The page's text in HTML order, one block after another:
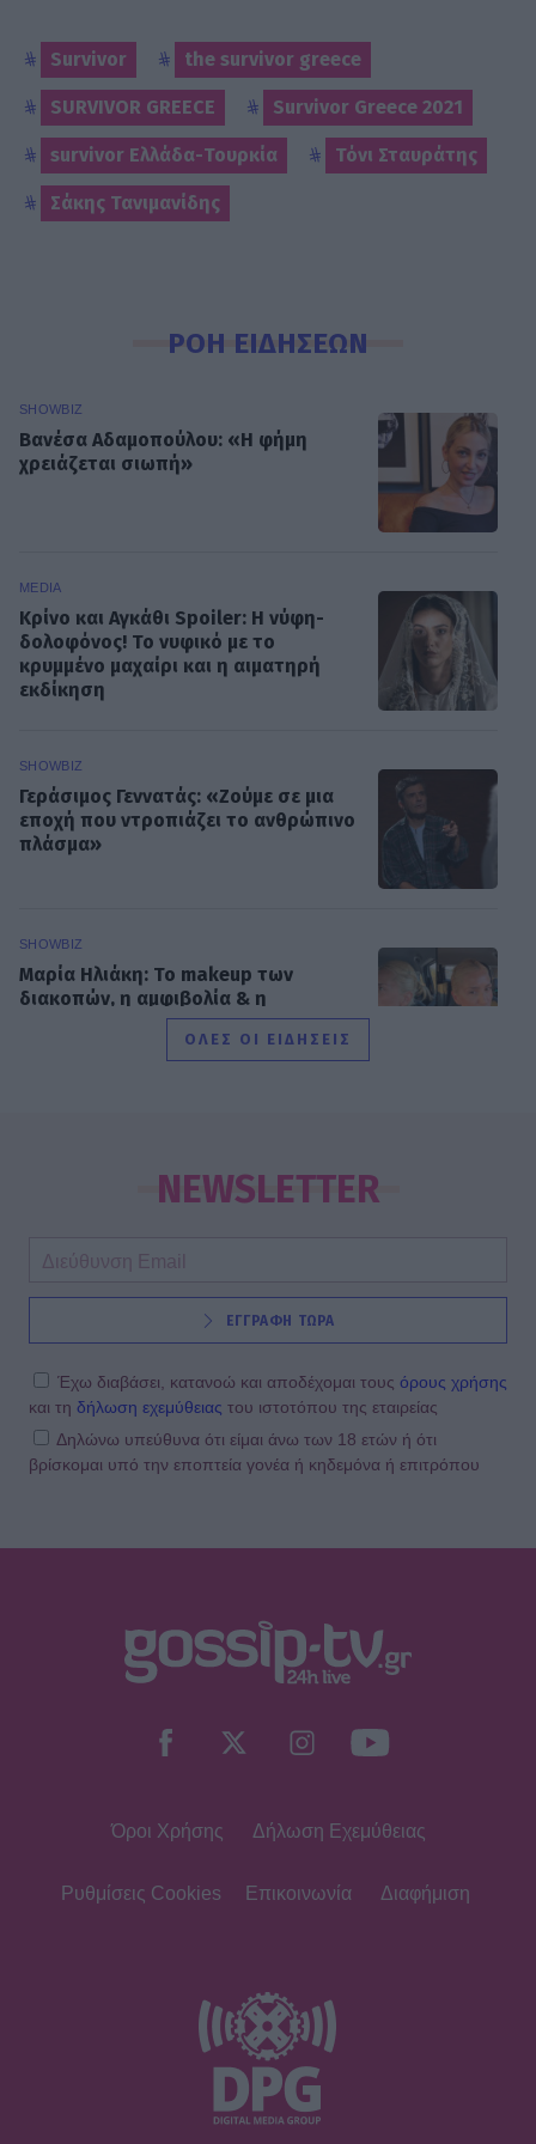
Survivor the survivor greece
SURVIVOR GREECE Survivor Greece 2021
survivor Ελλάδα-Τουρκία Τόνι Σταυράτης
Σάκης Τανιμανίδης
ΡΟΗ ΕΙΔΗΣΕΩΝ
SHOWBIZ
Βανέσα Αδαμοπούλου: «Η φήμη
χρειάζεται σιωπή»
MEDIA
Κρίνο και Αγκάθι Spoiler: Η νύφη-
δολοφόνος! Το νυφικό με το
κρυμμένο μαχαίρι και η αιματηρή
εκδίκηση
SHOWBIZ
Γεράσιμος Γεννατάς: «Ζούμε σε μια
εποχή που ντροπιάζει το ανθρώπινο
πλάσμα»
SHOWBIZ
Μαρία Ηλιάκη: Το makeup των
διακοπών, η αμφιβολία & η
αντίδραση στην απάντηση του
Στέλιου Μανουσάκη
ηλιοβασίλεμα» - Η Καινούργιου με
σικ λευκό φόρεμα αγκαλιά με την
SHOWBIZ
Κωνσταντίνα Μπεκιάρη: Το
της και το road trip που θα
θυμούνται
SHOWBIZ
«Ένα διαφορετικό καλοκαίρι»,
απίθανη φωτογραφία του γιου του
βερμούδα – Η βόλτα στο κέντρο της
Φαίη Σκορδά: Στη Νάξο και δεν πάει
ο νους σου ποιο παραδοσιακό
φαγητό την ενθουσίασε!
ΟΛΕΣ ΟΙ ΕΙΔΗΣΕΙΣ
NEWSLETTER
ΕΓΓΡΑΦΗ ΤΩΡΑ
Έχω διαβάσει, κατανοώ και αποδέχομαι τους όρους χρήσης
και τη δήλωση εχεμύθειας του ιστοτόπου της εταιρείας
Δηλώνω υπεύθυνα ότι είμαι άνω των 18 ετών ή ότι
βρίσκομαι υπό την εποπτεία γονέα ή κηδεμόνα ή επιτρόπου
Όροι Χρήσης Δήλωση Εχεμύθειας
Ρυθμίσεις Cookies Επικοινωνία Διαφήμιση